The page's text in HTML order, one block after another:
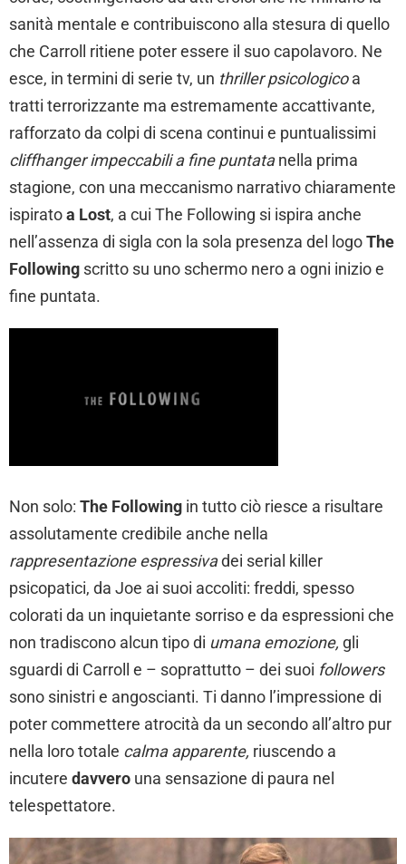
sanità mentale e contribuiscono alla stesura di quello
che Carroll ritiene poter essere il suo capolavoro. Ne
esce, in termini di serie tv, un thriller psicologicoa
tratti terrorizzante ma estremamente accattivante,
rafforzato da colpi di scena continui e puntualissimi
cliffhanger impeccabili a fine puntatanella prima
stagione, con una meccanismo narrativo chiaramente
ispiratoa Lost, a cui The Following si ispira anche
nell’assenza di sigla con la sola presenza del logoThe
Following scritto su uno schermo nero a ogni inizio e
fine puntata.
Non solo: The Following in tutto ciò riesce a risultare
assolutamente credibile anche nella
rappresentazione espressivadei serial killer
psicopatici, da Joe ai suoi accoliti: freddi, spesso
colorati da un inquietante sorriso e da espressioni che
non tradiscono alcun tipo di umana emozione, gli
sguardi di Carroll e – soprattutto – dei suoi followers
sono sinistri e angoscianti. Ti danno l’impressione di
poter commettere atrocità da un secondo all’altro pur
nella loro totale calma apparente, riuscendo a
incutere davvero una sensazione di paura nel
telespettatore.